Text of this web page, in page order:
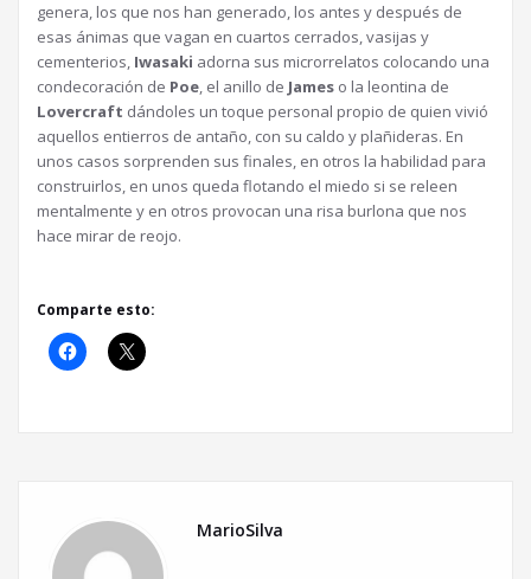
genera, los que nos han generado, los antes y después de
esas ánimas que vagan en cuartos cerrados, vasijas y
cementerios, Iwasaki adorna sus microrrelatos colocando una
condecoración de Poe, el anillo de James o la leontina de
Lovercraft dándoles un toque personal propio de quien vivió
aquellos entierros de antaño, con su caldo y plañideras. En
unos casos sorprenden sus finales, en otros la habilidad para
construirlos, en unos queda flotando el miedo si se releen
mentalmente y en otros provocan una risa burlona que nos
hace mirar de reojo.
Comparte esto:
MarioSilva